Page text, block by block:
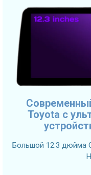
Toyota с
Большой 12.3 дюйма